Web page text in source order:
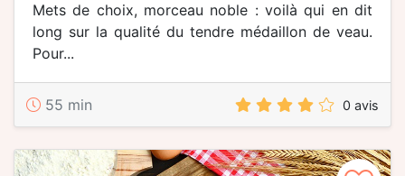
Mets de choix, morceau noble : voilà qui en dit
long sur la qualité du tendre médaillon de veau.
Pour...
55 min 0 avis